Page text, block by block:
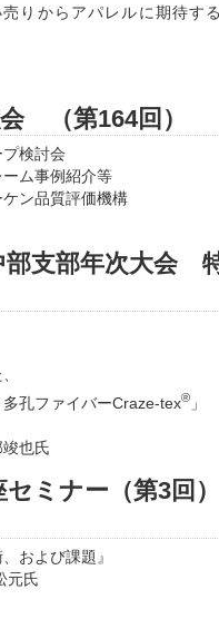
売りからアパレルに期待す
会 （第164回
検討会
ム事例紹介等
ン品質評価機構
部支部年次大会
孔ファイバーCraze-tex®」
也氏
セミナー（第3回）
および課題』
元氏